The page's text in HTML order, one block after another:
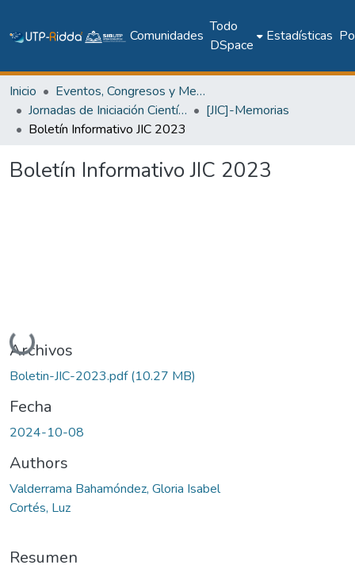
Comunidades
Todo
DSpace
Estadísticas
Inicio
Eventos, Congresos y Memorias Académicas
Jornadas de Iniciación Científica
[JIC]-Memorias
Boletín Informativo JIC 2023
Boletín Informativo JIC 2023
Cargando...
Archivos
Boletin-JIC-2023.pdf(10.27 MB)
Fecha
2024-10-08
Authors
Valderrama Bahamóndez, Gloria Isabel
Cortés, Luz
Resumen